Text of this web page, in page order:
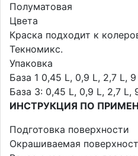
Полуматовая
Цвета
Краска подходит к
Текномикс.
Упаковка
База 1 0,45 L, 0,9 L, 2,7 L,
База 3: 0,45 L, 0,9 L, 2,7 L,
ИНСТРУКЦИЯ ПО
Подготовка поверхности
Окрашиваемая